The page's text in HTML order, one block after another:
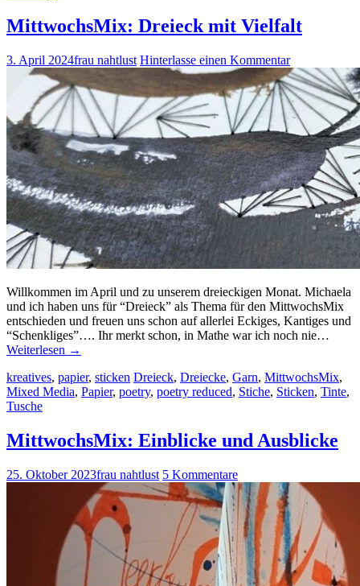
MittwochsMix: Dreieck mit Vielfalt
3. April 2024frau nahtlust Hinterlasse einen Kommentar
Willkommen im April und zu unserem dreieckigen Monat. Michaela
und ich haben uns für “Dreieck” als Thema für den MittwochsMix
entschieden und freuen uns schon auf allerlei Eckiges, Kantiges und
“Schenkliges”…. Ihr merkt schon, in Mathe war ich noch nie…
Weiterlesen →
kreatives, papier, sticken Dreieck, Dreiecke, Garn, MittwochsMix,
Mixed Media, Papier, poetry, poetry reduced, Stiche, Sticken, Tinte,
Tusche
MittwochsMix: Einblicke und Ausblicke
25. Oktober 2023frau nahtlust 5 Kommentare